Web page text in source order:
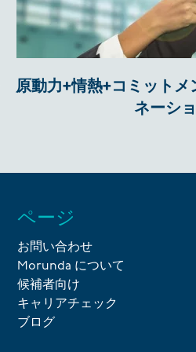
原動力+情熱+コミット
ネーシ
ページ
お問い合わせ
Morunda について
候補者向け
キャリアチェック
ブログ